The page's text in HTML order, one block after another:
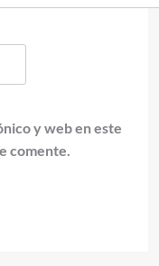
y web en este
comente.